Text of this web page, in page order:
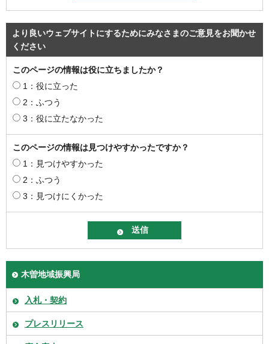
より良いウェブサイトにするためにみなさまのご意見をお聞かせ
ください
このページの情報は役に立ちましたか？
1：役に立った
2：ふつう
3：役に立たなかった
このページの情報は見つけやすかったですか？
1：見つけやすかった
2：ふつう
3：見つけにくかった
木曽地域振興局
入札・契約
プレスリリース